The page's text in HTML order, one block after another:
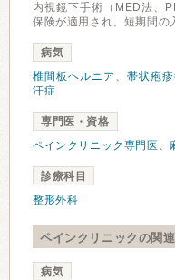
内視鏡下手術（MED法、
保険が適用され、短期間の
病気
椎間板ヘルニア 、 帯状疱
汗症
専門医・資格
ペインクリニック専門医 、
診療科目
整形外科
ペインクリニックの関
病気